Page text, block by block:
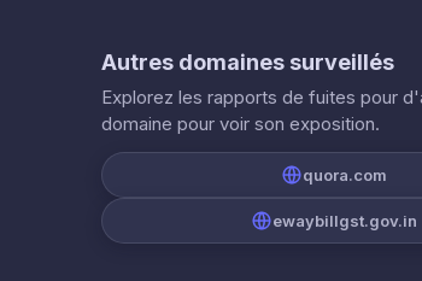
Autres domaines surveillés
Explorez les rapports de fuites pour
domaine pour voir son exposition.
quora.com
ewaybillgst.gov.in